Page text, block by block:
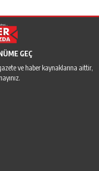
GEÇ
ve haber kaynaklarına aittir,